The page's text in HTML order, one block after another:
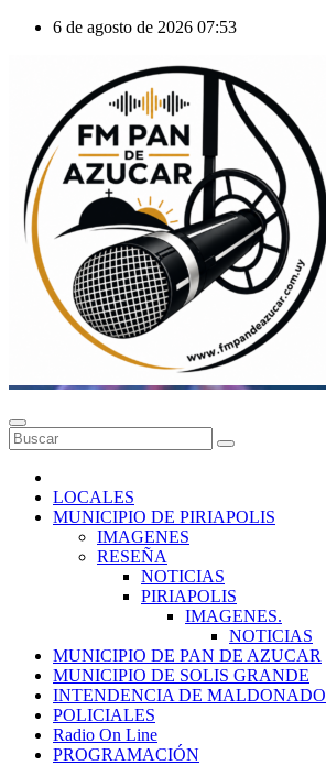
Saltar
6 de agosto de 2026 07:53
LOCALES
MUNICIPIO DE PIRIAPOLIS
IMAGENES
RESEÑA
NOTICIAS
PIRIAPOLIS
IMAGENES.
NOTICIAS
MUNICIPIO DE PAN DE AZUCAR
MUNICIPIO DE SOLIS GRANDE
INTENDENCIA DE MALDONADO
POLICIALES
Radio On Line
PROGRAMACIÓN